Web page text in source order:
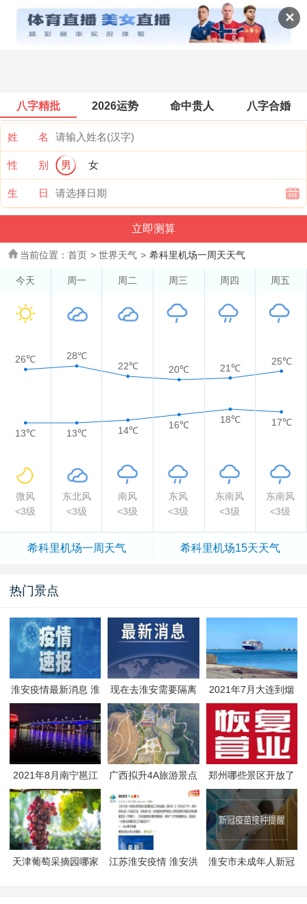
✕
世界天气
八字精批 2026运势 命中贵人 八字合婚
姓 名
性 别 男 女
生 日
当前位置： 首页 > 世界天气 > 希科里机场一周天天气
今天 周一 周二 周三 周四 周五
26℃
28℃
22℃
20℃ 21℃
25℃
13℃ 13℃ 14℃ 16℃ 18℃ 17℃
微风 东北风 南风 东风 东南风
东南风
<3级
<3级 <3级 <3级 <3级 <3级
希科里机场一周天气 希科里机场15天天气
热门景点
淮安疫情最新消息 淮
安疫情防控政策
现在去淮安需要隔离
吗 淮安最新隔离政策
2021年7月大连到烟
台航线因台风停航
2021年8月南宁邕江
夜游活动
广西拟升4A旅游景点
郑州哪些景区开放了
郑州景区什么时候恢
复开放
天津葡萄采摘园哪家
江苏淮安疫情 淮安洪
淮安市未成年人新冠